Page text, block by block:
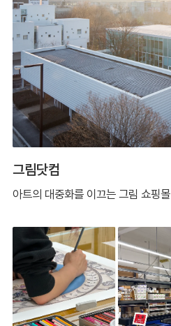
그림닷컴
아트의 대중화를 이끄는 그림 쇼핑몰